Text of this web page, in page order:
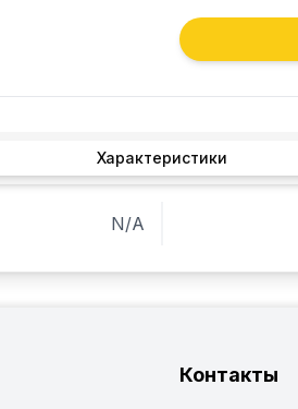
Характеристики
N/A
Контакты